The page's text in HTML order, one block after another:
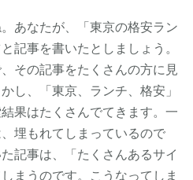
あなたが、「東京の格安ラン
記事を書いたとしましょう。
その記事をたくさんの方に見
し、「東京、ランチ、格安」
果はたくさんでてきます。一
埋もれてしまっているので
記事は、「たくさんあるサイ
まうのです。こうなってしま